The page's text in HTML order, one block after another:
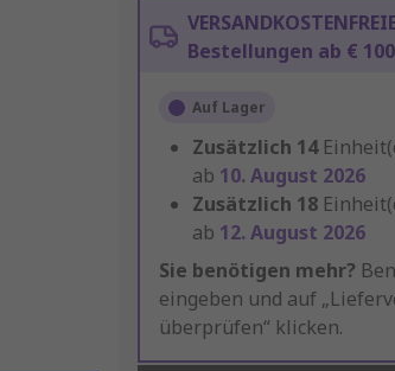
Bestellungen ab €
Auf Lager
Zusätzlich 14
ab 10. August 2026
Zusätzlich 18
ab 12. August 2026
Sie benötigen mehr?
eingeben und auf
überprüfen“ klicken.